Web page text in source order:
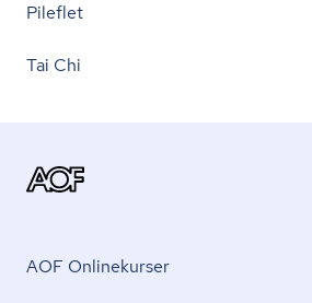
Pileflet
Tai Chi
AOF Onlinekurser